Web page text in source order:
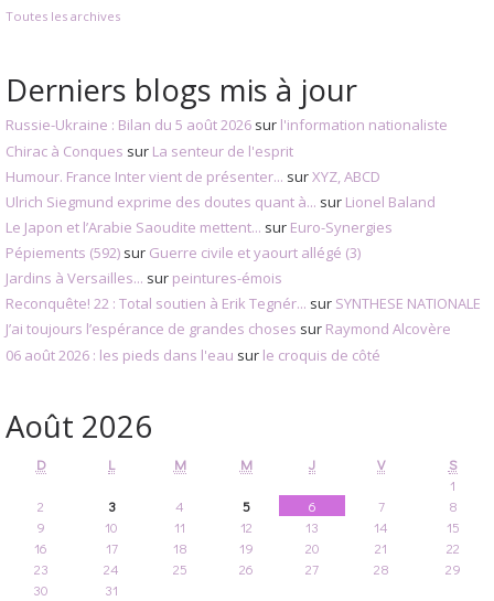
Toutes les archives
Derniers blogs mis à jour
Russie-Ukraine : Bilan du 5 août 2026 sur l'information nationaliste
Chirac à Conques sur La senteur de l'esprit
Humour. France Inter vient de présenter... surXYZ, ABCD
Ulrich Siegmund exprime des doutes quant à... sur Lionel Baland
Le Japon et l’Arabie Saoudite mettent... sur Euro-Synergies
Pépiements (592) sur Guerre civile et yaourt allégé (3)
Jardins à Versailles... sur peintures-émois
Reconquête! 22 : Total soutien à Erik Tegnér... sur SYNTHESE NATIONALE
J’ai toujours l’espérance de grandes choses sur Raymond Alcovère
06 août 2026 : les pieds dans l'eau sur le croquis de côté
Août 2026
D L M M J V
S
1
2
3 4 5 6 7
8
9
10 11 12 13 14
15
16
17 18 19 20 21
22
23
24 25 26 27 28
29
30
31